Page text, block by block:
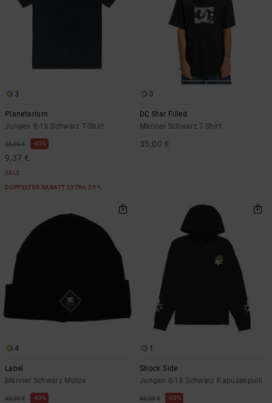
3
Planetarium
Jungen 8-16 Schwarz T-Shirt
25,00 € 63%
9,37 €
SALE
DOPPELTER RABATT EXTRA 25 %
3
DC Star Filled
Männer Schwarz T-Shirt
35,00 €
4
Label
Männer Schwarz Mütze
30,00 € 63%
1
Shock Side
Jungen 8-16 Schwarz Kapuzenpulli
50,00 € 63%